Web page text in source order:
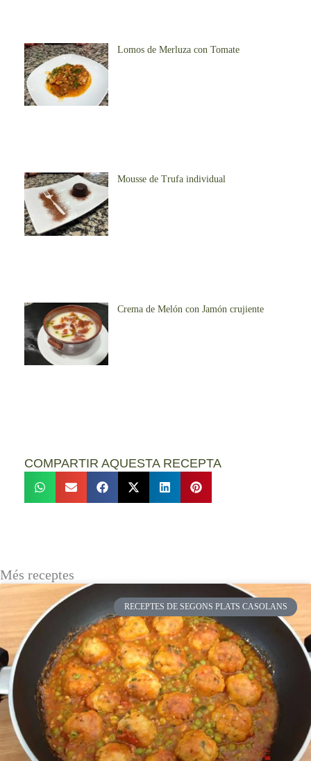
Lomos de Merluza con Tomate
Mousse de Trufa individual
Crema de Melón con Jamón crujiente
COMPARTIR AQUESTA RECEPTA
Més receptes
RECEPTES DE SEGONS PLATS CASOLANS